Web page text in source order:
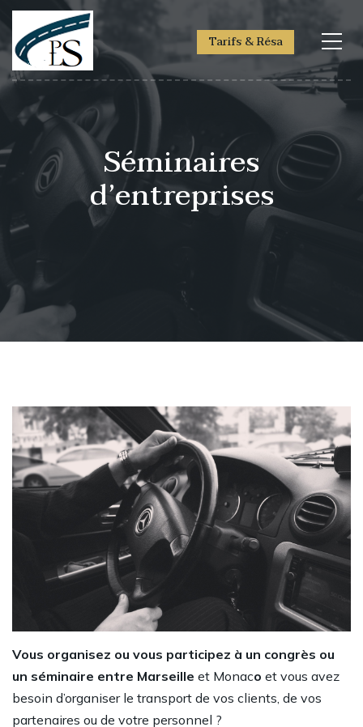
Tarifs & Résa
Séminaires
d’entreprises
Vous organisez ou vous participez à un congrès ou
un séminaire entre Marseille et Monaco et vous avez
besoin d’organiser le transport de vos clients, de vos
partenaires ou de votre personnel ?